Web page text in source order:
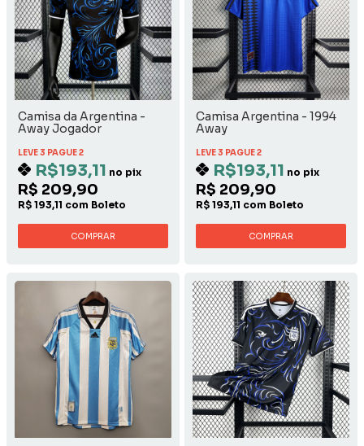
Camisa da Argentina -
Away Jogador
LEVE 3 PAGUE 2
R$193,11 no pix
R$ 209,90
R$ 193,11 com Boleto
COMPRAR
Camisa Argentina - 1994
Away
LEVE 3 PAGUE 2
R$193,11 no pix
R$ 209,90
R$ 193,11 com Boleto
COMPRAR